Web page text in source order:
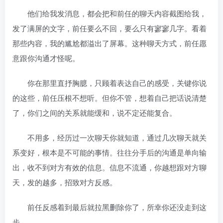
他们给我发消息，都会把和前任的聊天内容截图给我，
发了满屏的文字，前任要么不回，要么只有寥寥几字。看着
那些内容，我的尴尬都溢出了屏幕。这种聊天方式，前任愿
意跟你沟通才怪呢。
你在那里直抒胸臆，只顾着表达自己的感受，关键你说
的这些，前任压根不想听。但你不管，想着自己把话说清楚
了，你们之间的关系就能缓和，说不定还能复合。
不用多，经历过一次聊天你就知道，通过几次聊天就关
系变好，根本是不可能的事情。往往分手后的沟通是单向输
出，收不到对方有效的信息。信息不流通，你越想跟对方聊
天，发的越多，招致对方反感。
前任反感着到最后就拉黑删除你了，所幸你还没走到这